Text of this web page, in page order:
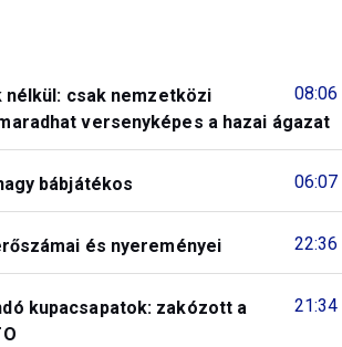
08:06
nélkül: csak nemzetközi
versenyképes a hazai ágazat
06:07
bábjátékos
22:36
és nyereményei
21:34
kupacsapatok: zakózott a